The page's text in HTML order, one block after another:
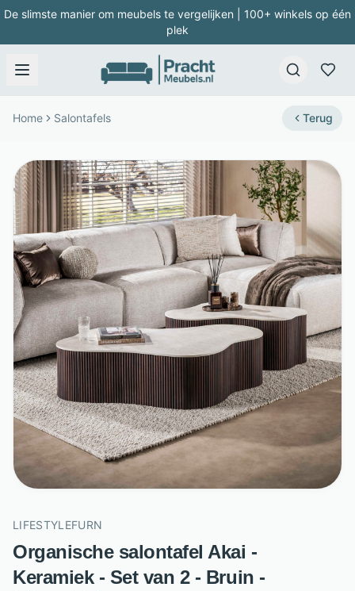
De slimste manier om meubels te vergelijken | 100+ winkels op één
plek
Home Salontafels Terug
LIFESTYLEFURN
Organische salontafel Akai -
Keramiek - Set van 2 - Bruin -